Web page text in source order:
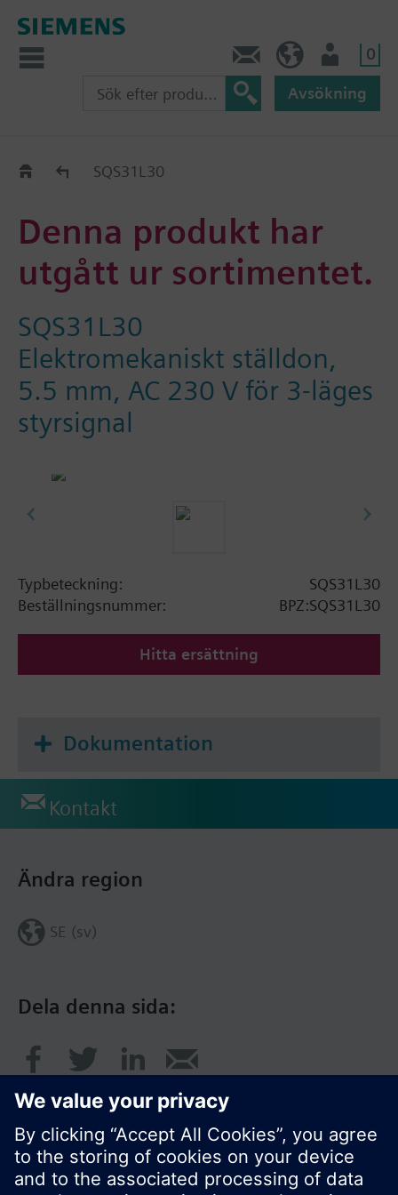
0
Avsökning
Old2NewSQS31L30
Denna produkt har
utgått ur sortimentet.
SQS31L30
Elektromekaniskt ställdon,
5.5 mm, AC 230 V för 3-läges
styrsignal
Typbeteckning:
SQS31L30
Beställningsnummer:
BPZ:SQS31L30
Hitta ersättning
Dokumentation
Kontakt
Dela denna sida:
Ändra region
SE (sv)